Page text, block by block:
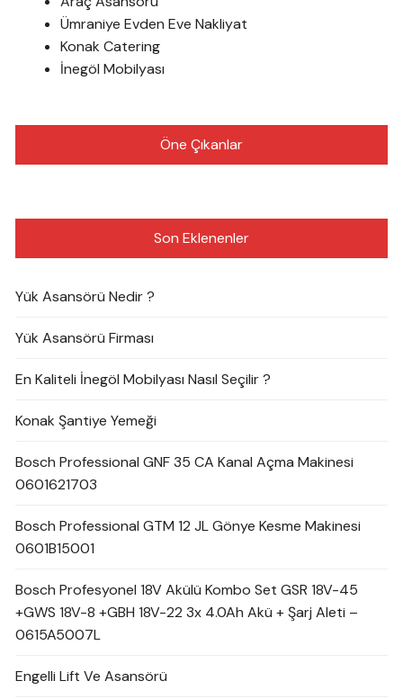
Ümraniye Evden Eve Nakliyat
Konak Catering
İnegöl Mobilyası
Öne Çıkanlar
Son Eklenenler
Yük Asansörü Nedir ?
Yük Asansörü Firması
En Kaliteli İnegöl Mobilyası Nasıl Seçilir ?
Konak Şantiye Yemeği
Bosch Professional GNF 35 CA Kanal Açma Makinesi
0601621703
Bosch Professional GTM 12 JL Gönye Kesme Makinesi
0601B15001
Bosch Profesyonel 18V Akülü Kombo Set GSR 18V-45
+GWS 18V-8 +GBH 18V-22 3x 4.0Ah Akü + Şarj Aleti –
0615A5007L
Engelli Lift Ve Asansörü